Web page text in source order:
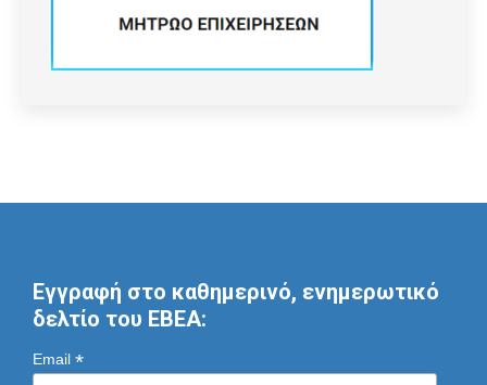
Εγγραφή στο καθημερινό, ενημερωτικό
δελτίο του ΕΒΕΑ:
Email *